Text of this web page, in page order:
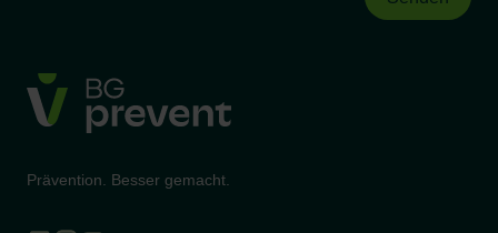
Prävention. Besser gemacht.